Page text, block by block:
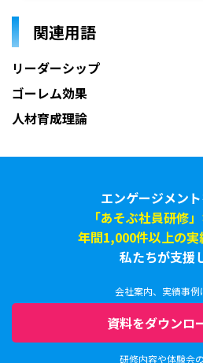
関連用語
リーダーシップ
ゴーレム効果
人材育成理論
エンゲージメン
「あそぶ社員研修
年間1,000件以上の実
私たちが支援
会社案内、実績事例
資料をダウンロ
研修内容や体験会の